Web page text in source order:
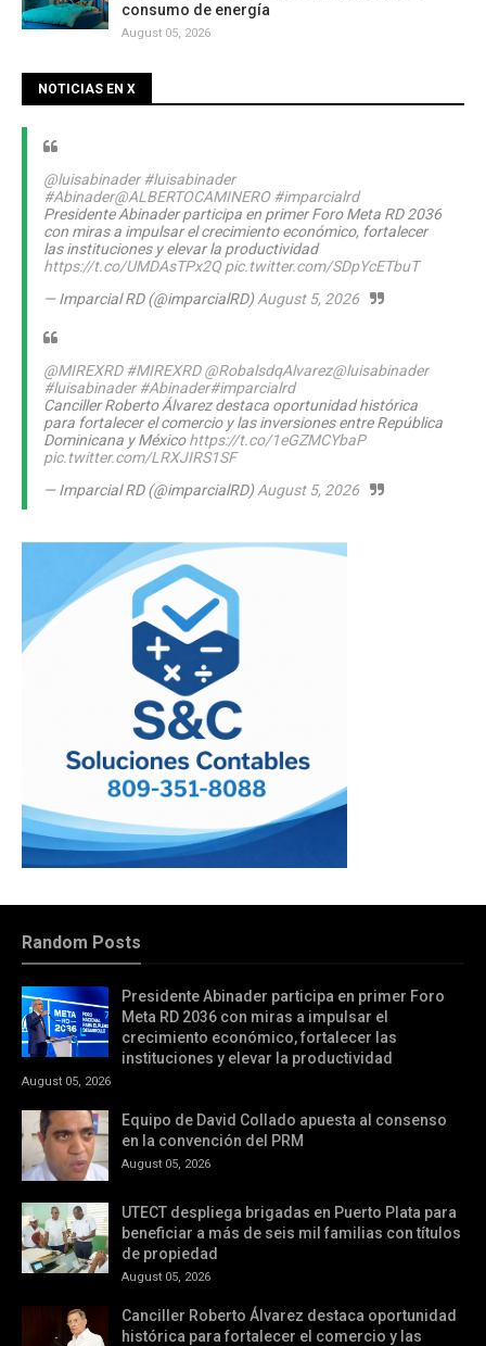
consumo de energía
August 05, 2026
NOTICIAS EN X
@luisabinader #luisabinader
#Abinader@ALBERTOCAMINERO #imparcialrd
Presidente Abinader participa en primer Foro Meta RD 2036
con miras a impulsar el crecimiento económico, fortalecer
las instituciones y elevar la productividad
https://t.co/UMDAsTPx2Q pic.twitter.com/SDpYcETbuT
— Imparcial RD (@imparcialRD)August 5, 2026
@MIREXRD #MIREXRD @RobalsdqAlvarez@luisabinader
#luisabinader #Abinader#imparcialrd
Canciller Roberto Álvarez destaca oportunidad histórica
para fortalecer el comercio y las inversiones entre República
Dominicana y Méxicohttps://t.co/1eGZMCYbaP
pic.twitter.com/LRXJIRS1SF
— Imparcial RD (@imparcialRD)August 5, 2026
Random Posts
Presidente Abinader participa en primer Foro
Meta RD 2036 con miras a impulsar el
crecimiento económico, fortalecer las
instituciones y elevar la productividad
August 05, 2026
Equipo de David Collado apuesta al consenso
en la convención del PRM
August 05, 2026
UTECT despliega brigadas en Puerto Plata para
beneficiar a más de seis mil familias con títulos
de propiedad
August 05, 2026
Canciller Roberto Álvarez destaca oportunidad
histórica para fortalecer el comercio y las